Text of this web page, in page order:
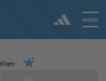
MENÜ
Jetzt einloggen